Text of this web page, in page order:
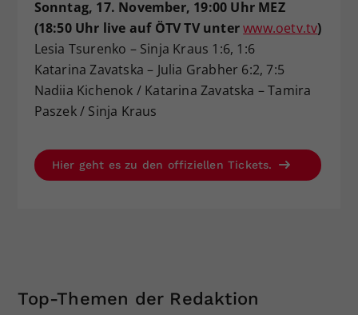
Sonntag, 17. November, 19:00 Uhr MEZ
(18:50 Uhr live auf ÖTV TV unterwww.oetv.tv)
Lesia Tsurenko – Sinja Kraus 1:6, 1:6
Katarina Zavatska – Julia Grabher 6:2, 7:5
Nadiia Kichenok / Katarina Zavatska – Tamira
Paszek / Sinja Kraus
Hier geht es zu den offiziellen Tickets.
Top-Themen der Redaktion